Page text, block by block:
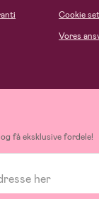
Cookie
Vores
få eksklusive fordele!